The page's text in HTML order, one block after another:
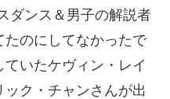
ダンス＆男子の解説者
のにしてなかったで
いたケヴィン・レイ
ック・チャンさんが出